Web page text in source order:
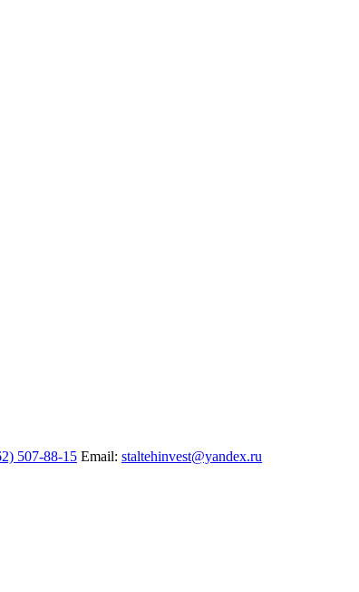
507-88-15 Email: staltehinvest@yandex.ru